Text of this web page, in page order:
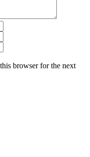
browser for the next